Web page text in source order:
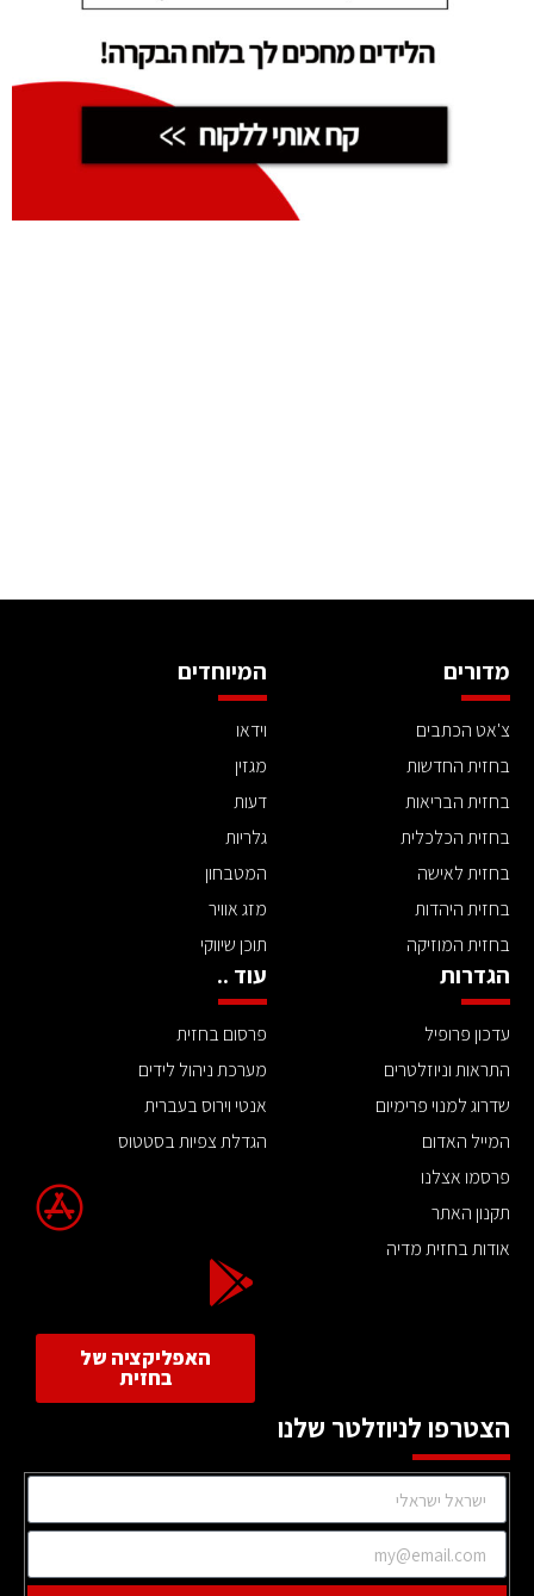
מדורים
צ'אט הכתבים
בחזית החדשות
בחזית הבריאות
בחזית הכלכלית
בחזית לאישה
בחזית היהדות
בחזית המוזיקה
המיוחדים
וידאו
מגזין
דעות
גלריות
המטבחון
מזג אוויר
תוכן שיווקי
הגדרות
עדכון פרופיל
התראות וניוזלטרים
שדרוג למנוי פרימיום
המייל האדום
פרסמו אצלנו
תקנון האתר
אודות בחזית מדיה
עוד ..
פרסום בחזית
מערכת ניהול לידים
אנטי וירוס בעברית
הגדלת צפיות בסטטוס
האפליקציה של
בחזית
הצטרפו לניוזלטר שלנו